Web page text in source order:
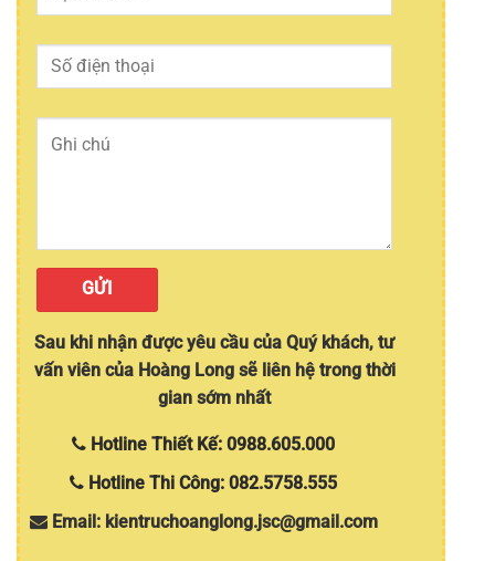
Sau khi nhận được yêu cầu của Quý khách, tư
vấn viên của Hoàng Long sẽ liên hệ trong thời
gian sớm nhất
Hotline Thiết Kế: 0988.605.000
Hotline Thi Công: 082.5758.555
Email: kientruchoanglong.jsc@gmail.com